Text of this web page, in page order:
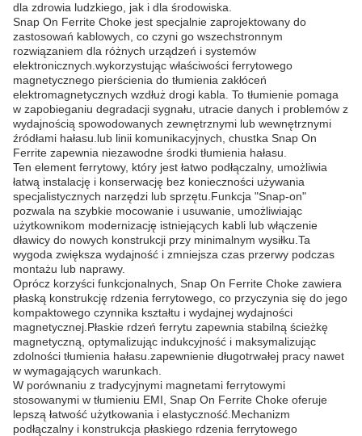
dla zdrowia ludzkiego, jak i dla środowiska.
Snap On Ferrite Choke jest specjalnie zaprojektowany do
zastosowań kablowych, co czyni go wszechstronnym
rozwiązaniem dla różnych urządzeń i systemów
elektronicznych.wykorzystując właściwości ferrytowego
magnetycznego pierścienia do tłumienia zakłóceń
elektromagnetycznych wzdłuż drogi kabla. To tłumienie pomaga
w zapobieganiu degradacji sygnału, utracie danych i problemów z
wydajnością spowodowanych zewnętrznymi lub wewnętrznymi
źródłami hałasu.lub linii komunikacyjnych, chustka Snap On
Ferrite zapewnia niezawodne środki tłumienia hałasu.
Ten element ferrytowy, który jest łatwo podłączalny, umożliwia
łatwą instalację i konserwację bez konieczności używania
specjalistycznych narzędzi lub sprzętu.Funkcja "Snap-on"
pozwala na szybkie mocowanie i usuwanie, umożliwiając
użytkownikom modernizację istniejących kabli lub włączenie
dławicy do nowych konstrukcji przy minimalnym wysiłku.Ta
wygoda zwiększa wydajność i zmniejsza czas przerwy podczas
montażu lub naprawy.
Oprócz korzyści funkcjonalnych, Snap On Ferrite Choke zawiera
płaską konstrukcję rdzenia ferrytowego, co przyczynia się do jego
kompaktowego czynnika kształtu i wydajnej wydajności
magnetycznej.Płaskie rdzeń ferrytu zapewnia stabilną ścieżkę
magnetyczną, optymalizując indukcyjność i maksymalizując
zdolności tłumienia hałasu.zapewnienie długotrwałej pracy nawet
w wymagających warunkach.
W porównaniu z tradycyjnymi magnetami ferrytowymi
stosowanymi w tłumieniu EMI, Snap On Ferrite Choke oferuje
lepszą łatwość użytkowania i elastyczność.Mechanizm
podłączalny i konstrukcja płaskiego rdzenia ferrytowego